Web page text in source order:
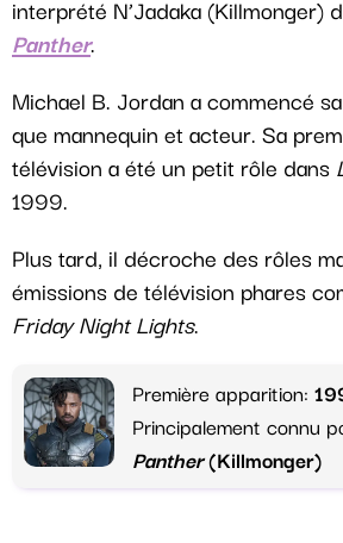
interprété N’Jadaka (Killmonger)
Panther.
Michael B. Jordan a commencé
que mannequin et acteur. Sa
télévision a été un petit rôle dans
1999.
Plus tard, il décroche des rôles
émissions de télévision phares
Friday Night Lights.
Première apparition:
Principalement connu
Panther(Killmonger)